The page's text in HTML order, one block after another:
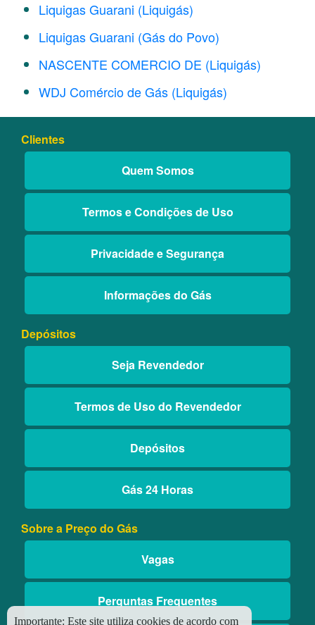
Liquigas Guarani (Liquigás)
Liquigas Guarani (Gás do Povo)
NASCENTE COMERCIO DE (Liquigás)
WDJ Comércio de Gás (Liquigás)
Clientes
Quem Somos
Termos e Condições de Uso
Privacidade e Segurança
Informações do Gás
Depósitos
Seja Revendedor
Termos de Uso do Revendedor
Depósitos
Gás 24 Horas
Sobre a Preço do Gás
Vagas
Perguntas Frequentes
Importante: Este site utiliza cookies de acordo com